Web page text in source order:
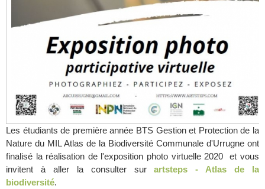
Les étudiants de première année BTS Gestion et Protection de la
Nature du MIL Atlas de la Biodiversité Communale d'Urrugne ont
finalisé la réalisation de l'exposition photo virtuelle 2020 et vous
invitent à aller la consulter surartsteps - Atlas de la
biodiversité.